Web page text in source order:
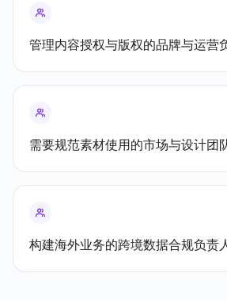
管理内容授权与版权的品牌与运营
需要规范素材使用的市场与设计团
构建海外业务的跨境数据合规负责